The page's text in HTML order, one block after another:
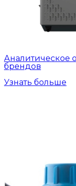
Аналитическое
брендов
Узнать больше